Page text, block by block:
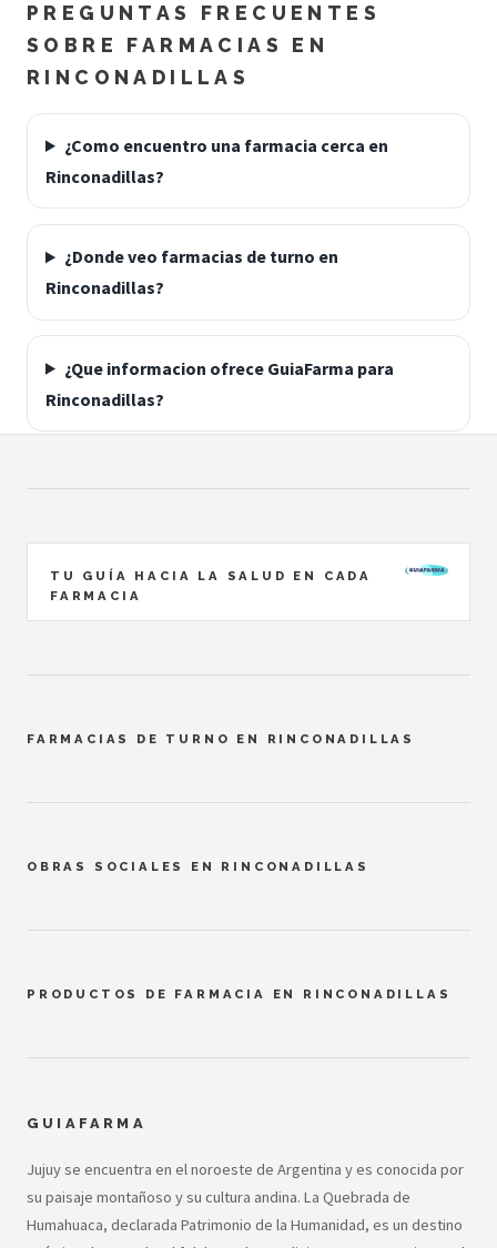
PREGUNTAS FRECUENTES
SOBRE FARMACIAS EN
RINCONADILLAS
¿Como encuentro una farmacia cerca en
Rinconadillas?
¿Donde veo farmacias de turno en
Rinconadillas?
¿Que informacion ofrece GuiaFarma para
Rinconadillas?
TU GUÍA HACIA LA SALUD EN CADA
FARMACIA
FARMACIAS DE TURNO EN RINCONADILLAS
OBRAS SOCIALES EN RINCONADILLAS
PRODUCTOS DE FARMACIA EN RINCONADILLAS
GUIAFARMA
Jujuy se encuentra en el noroeste de Argentina y es conocida por
su paisaje montañoso y su cultura andina. La Quebrada de
Humahuaca, declarada Patrimonio de la Humanidad, es un destino